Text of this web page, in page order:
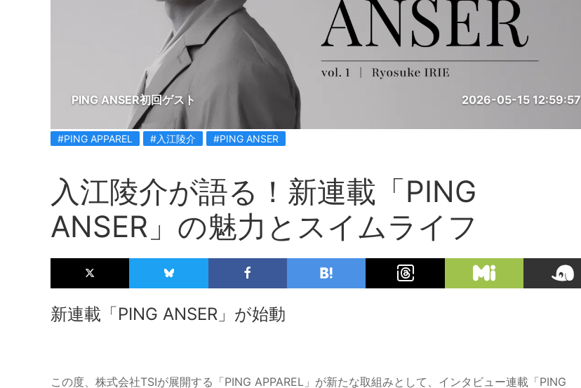
PING ANSER初回ゲスト 2026-05-15 12:59:57
#PING APPAREL #入江陵介 #PING ANSER
入江陵介が語る！新連載「PING
ANSER」の魅力とスイムライフ
新連載「PING ANSER」が始動
この度、株式会社TSIが展開する「PING APPAREL」が新たな取組みとして、インタビュー連載「PING